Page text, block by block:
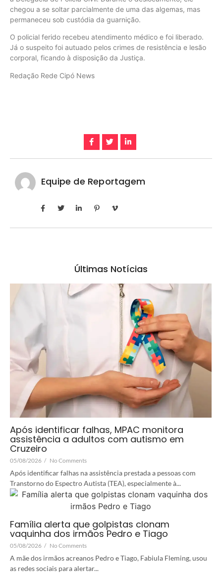
chegou a se soltar parcialmente de uma das algemas, mas
permaneceu sob custódia da guarnição.
O policial ferido recebeu atendimento médico e foi liberado.
Já o suspeito foi autuado pelos crimes de resistência e lesão
corporal, ficando à disposição da Justiça.
Redação Rede Cipó News
Equipe de Reportagem
Últimas Notícias
Após identificar falhas, MPAC monitora
assistência a adultos com autismo em
Cruzeiro
05/08/2026 / No Comments
Após identificar falhas na assistência prestada a pessoas com
Transtorno do Espectro Autista (TEA), especialmente à...
Família alerta que golpistas clonam
vaquinha dos irmãos Pedro e Tiago
05/08/2026 / No Comments
A mãe dos irmãos acreanos Pedro e Tiago, Fabiula Fleming, usou
as redes sociais para alertar...